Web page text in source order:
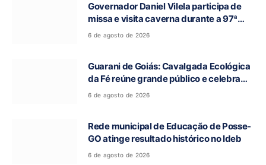
Governador Daniel Vilela participa de
missa e visita caverna durante a 97ª
Romaria do Bom Jesus da Lapa de Terra
6 de agosto de 2026
Guarani de Goiás: Cavalgada Ecológica
da Fé reúne grande público e celebra
tradição religiosa
6 de agosto de 2026
Rede municipal de Educação de Posse-
GO atinge resultado histórico no Ideb
6 de agosto de 2026